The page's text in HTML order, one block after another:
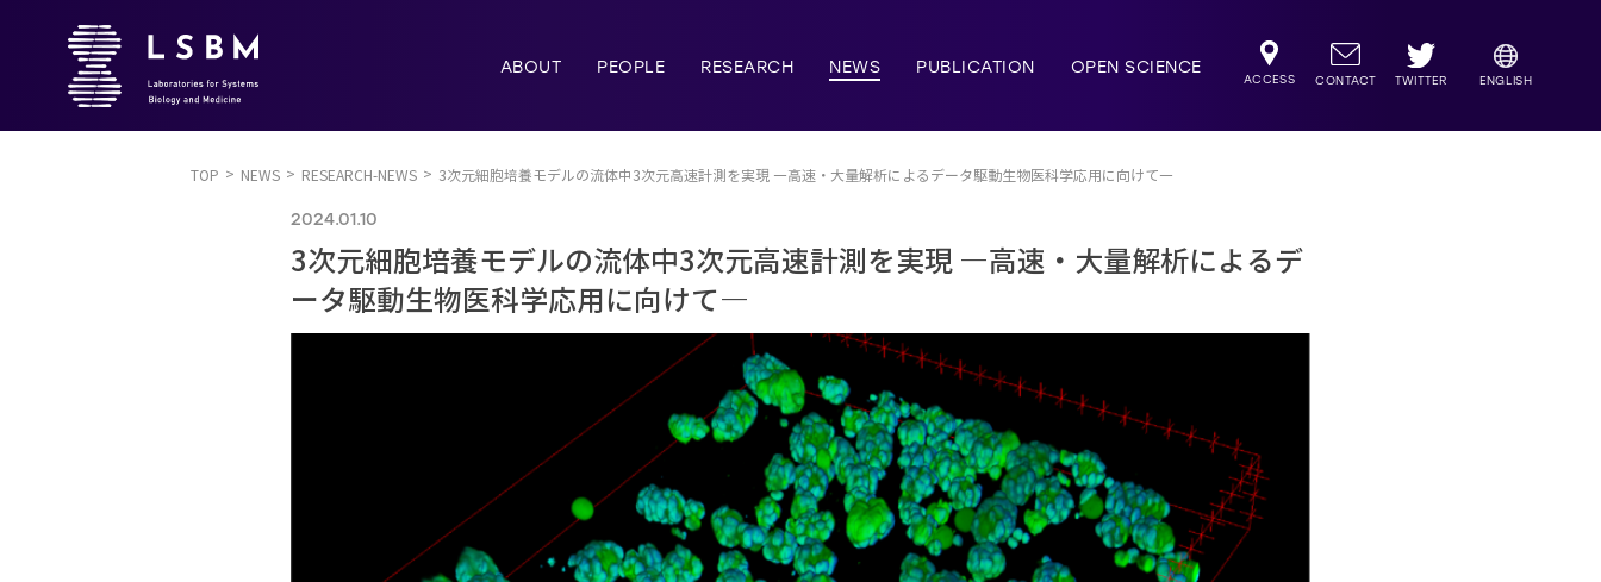
ABOUT PEOPLE RESEARCH NEWS PUBLICATION OPEN SCIENCE
ACCESS CONTACT TWITTER ENGLISH
TOP NEWS RESEARCH-NEWS 3次元細胞培養モデルの流体中3次元高速計測を実現 ―高速・大量解析によるデータ駆動生物医科学応用に向けて―
2024.01.10
3次元細胞培養モデルの流体中3次元高速計測を実現 ―高速・大量解析によるデ
ータ駆動生物医科学応用に向けて―